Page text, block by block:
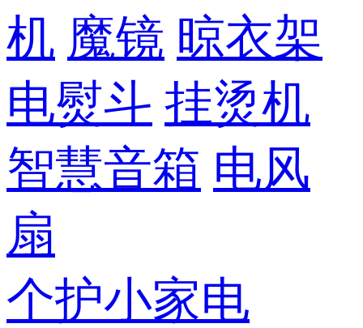
机 魔镜 晾衣架
电熨斗 挂烫机
智慧音箱 电风
扇
个护小家电